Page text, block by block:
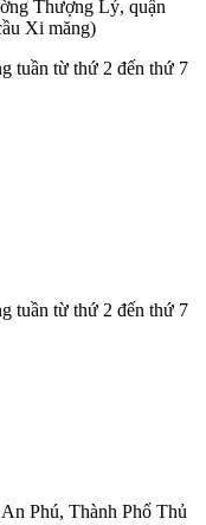
Thượng Lý, quận
Xi măng)
tuần từ thứ 2 đến thứ 7
tuần từ thứ 2 đến thứ 7
Phú, Thành Phố Thủ